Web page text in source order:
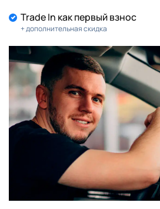
Trade In как первый взнос
+ дополнительная скидка